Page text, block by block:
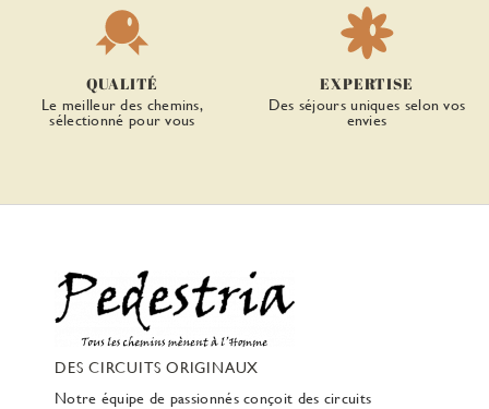
QUALITÉ
Le meilleur des chemins,
sélectionné pour vous
EXPERTISE
Des séjours uniques selon vos
envies
DES CIRCUITS ORIGINAUX
Notre équipe de passionnés conçoit des circuits